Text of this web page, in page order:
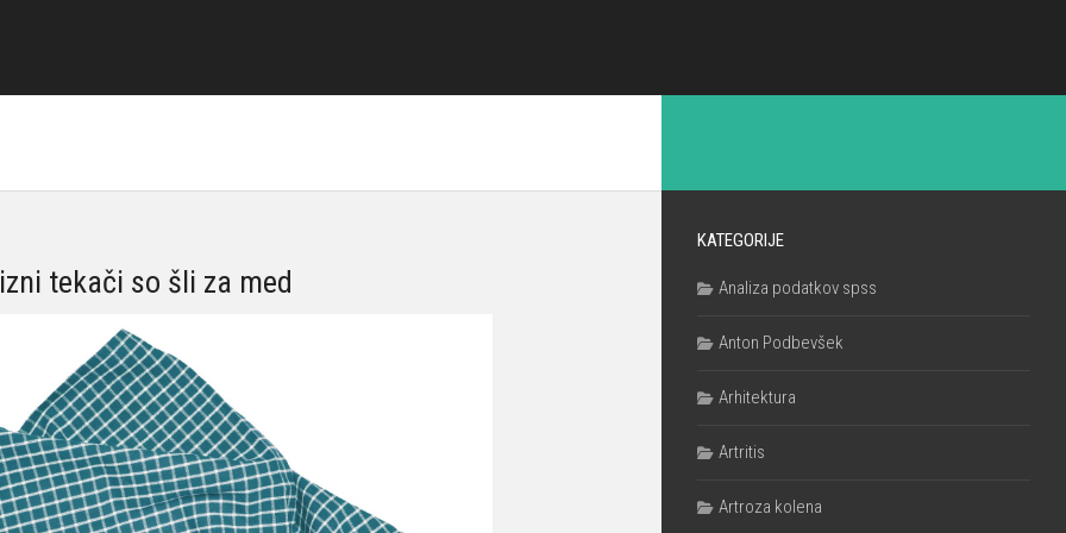
tekači so šli za med
KATEGORIJE
Analiza podatkov spss
Anton Podbevšek
Arhitektura
Artritis
Artroza kolena